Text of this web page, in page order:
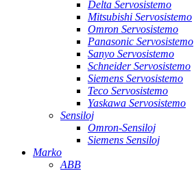
Delta Servosistemo
Mitsubishi Servosistemo
Omron Servosistemo
Panasonic Servosistemo
Sanyo Servosistemo
Schneider Servosistemo
Siemens Servosistemo
Teco Servosistemo
Yaskawa Servosistemo
Sensiloj
Omron-Sensiloj
Siemens Sensiloj
Marko
ABB